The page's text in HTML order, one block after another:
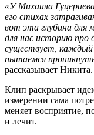
«У Михаила
его стихах
вот эта глубина для
для нас историю про
существует,
пытаемся
рассказывает Никита.
Клип раскрывает
измерении сама
меняет восприятие,
и лечит.